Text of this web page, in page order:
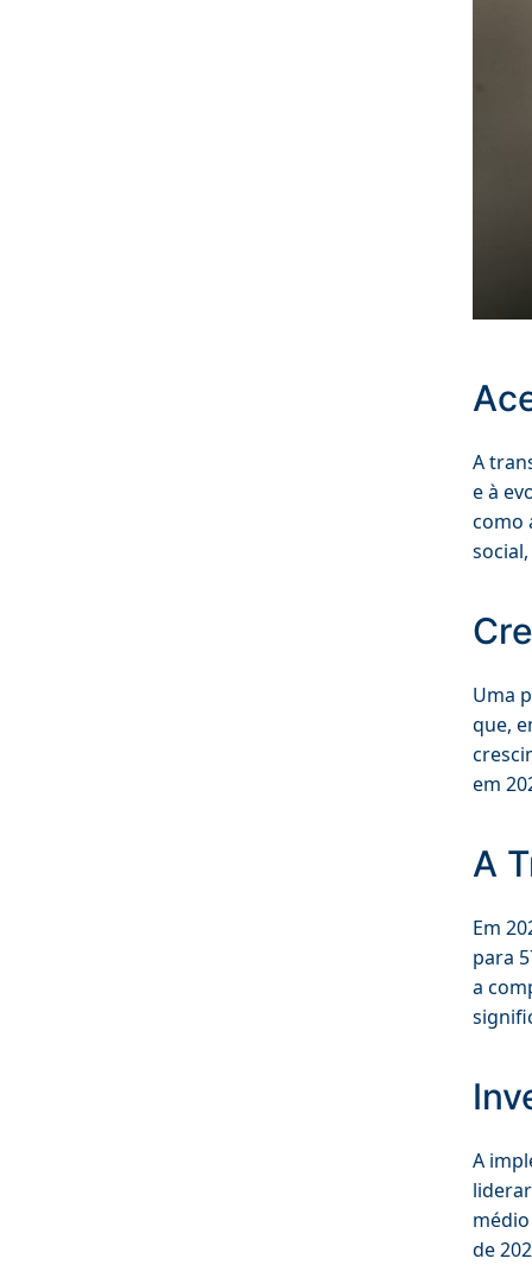
A
e à
como
Uma
que,
em
A
Em
para
a
A
de